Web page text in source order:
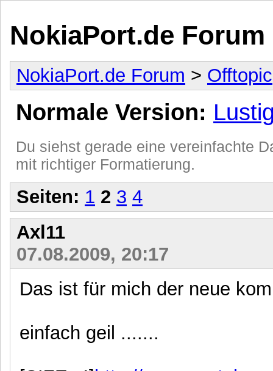
NokiaPort.de Forum
NokiaPort.de Forum > Offtopic
Normale Version:
Du siehst gerade eine vereinfachte
mit richtiger Formatierung.
Seiten: 1 2 3 4
Axl11
07.08.2009, 20:17
Das ist für mich der neue
einfach geil .......